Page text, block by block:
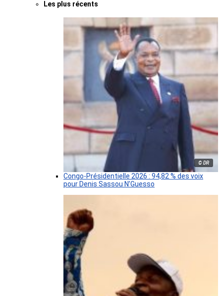
Les plus récents
© DR
Congo-Présidentielle 2026 : 94,82 % des voix
pour Denis Sassou N’Guesso